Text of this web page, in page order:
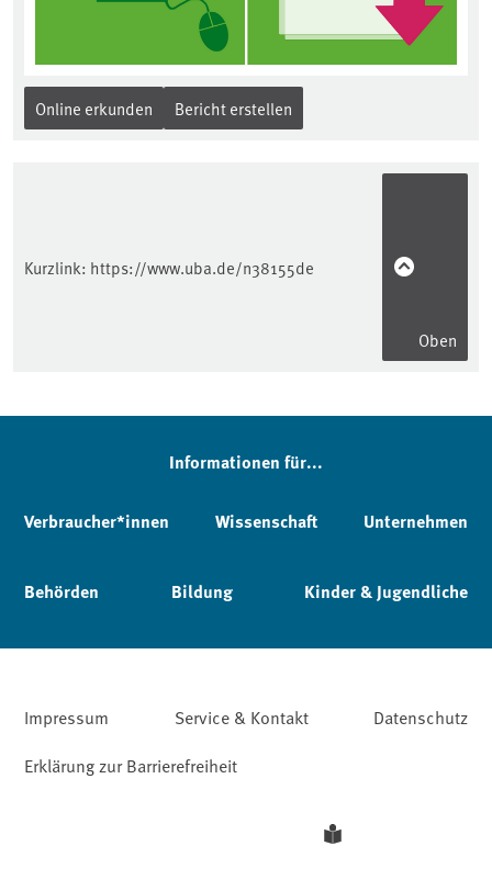
Online erkunden Bericht erstellen
Kurzlink: https://www.uba.de/n38155de
Oben
Informationen für...
Verbraucher*innen Wissenschaft Unternehmen
Behörden Bildung Kinder & Jugendliche
Impressum Service & Kontakt
Datenschutz
Erklärung zur Barrierefreiheit